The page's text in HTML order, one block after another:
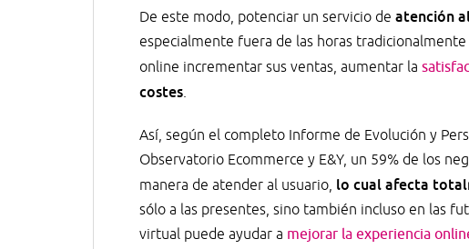
De este modo, potenciar un servicio de atención
especialmente fuera de las horas
online incrementar sus ventas, aumentar la
costes.
Así, según el completo Informe de Evolución y
Observatorio Ecommerce y E&Y, un 59% de los
manera de atender al usuario, lo cual afecta
sólo a las presentes, sino también incluso en las
virtual puede ayudar a mejorar la experiencia